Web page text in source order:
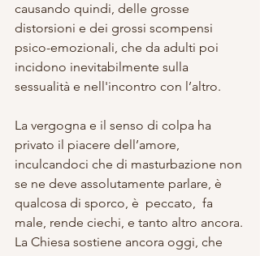
causando quindi, delle grosse
distorsioni e dei grossi scompensi
psico-emozionali, che da adulti poi
incidono inevitabilmente sulla
sessualità e nell'incontro con l’altro.
La vergogna e il senso di colpa ha
privato il piacere dell’amore,
inculcandoci che di masturbazione non
se ne deve assolutamente parlare, è
qualcosa di sporco, è  peccato,  fa
male, rende ciechi, e tanto altro ancora.
La Chiesa sostiene ancora oggi, che